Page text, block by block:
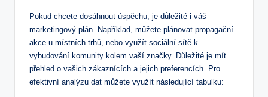
Pokud chcete dosáhnout úspěchu, je důležité i váš
marketingový plán. Například, můžete plánovat propagační
akce u místních trhů, nebo využít sociální sítě k
vybudování komunity kolem vaší značky. Důležité je mít
přehled o vašich zákaznících a jejich preferencích. Pro
efektivní analýzu dat můžete využít následující tabulku: